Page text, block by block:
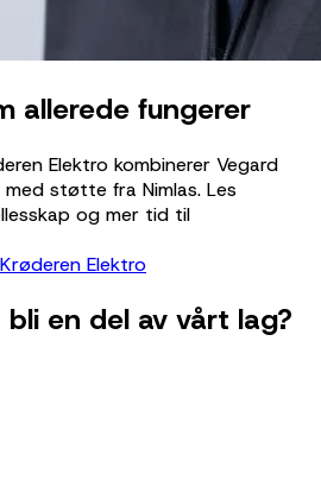
allerede fungerer
Elektro kombinerer Vegard
støtte fra Nimlas. Les
og mer tid til
Elektro
en del av vårt lag?